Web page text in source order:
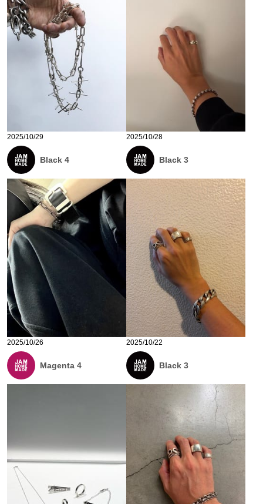
2025/10/29
Black 4
2025/10/28
Black 3
2025/10/26
Magenta 4
2025/10/22
Black 3